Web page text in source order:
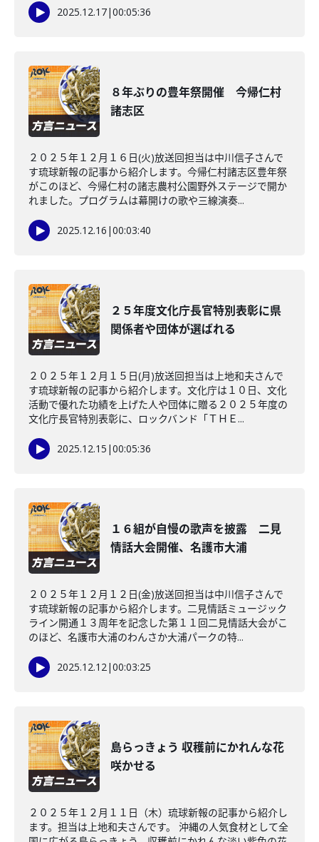
2025.12.17|00:05:36
８年ぶりの豊年祭開催 今帰仁村
諸志区
２０２５年１２月１６日(火)放送回担当は中川信子さんで
す琉球新報の記事から紹介します。今帰仁村諸志区豊年祭
がこのほど、今帰仁村の諸志農村公園野外ステージで開か
れました。プログラムは幕開けの歌や三線演奏...
2025.12.16 |00:03:40
２５年度文化庁長官特別表彰に県
関係者や団体が選ばれる
２０２５年１２月１５日(月)放送回担当は上地和夫さんで
す琉球新報の記事から紹介します。文化庁は１０日、文化
活動で優れた功績を上げた人や団体に贈る２０２５年度の
文化庁長官特別表彰に、ロックバンド「ＴＨＥ...
2025.12.15 |00:05:36
１６組が自慢の歌声を披露 二見
情話大会開催、名護市大浦
２０２５年１２月１２日(金)放送回担当は中川信子さんで
す琉球新報の記事から紹介します。二見情話ミュージック
ライン開通１３周年を記念した第１１回二見情話大会がこ
のほど、名護市大浦のわんさか大浦パークの特...
2025.12.12|00:03:25
島らっきょう 収穫前にかれんな花
咲かせる
２０２５年１２月１１日（木）琉球新報の記事から紹介し
ます。担当は上地和夫さんです。 沖縄の人気食材として全